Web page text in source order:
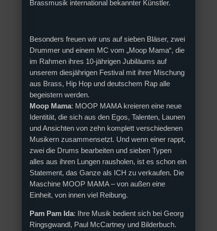
Brassmusik international bekannter Künstler.
Besonders freuen wir uns auf sieben Bläser, zwei
Drummer und einem MC vom „Moop Mama“, die
im Rahmen ihres 10-jährigen Jubiläums auf
unserem diesjährigen Festival mit ihrer Mischung
aus Brass, Hip Hop und deutschem Rap alle
begeistern werden.
Moop Mama: MOOP MAMA kreieren eine neue
Identität, die sich aus den Egos, Talenten, Launen
und Ansichten von zehn komplett verschiedenen
Musikern zusammensetzt. Und wenn einer rappt,
zwei die Drums bearbeiten und sieben Typen
alles aus ihren Lungen rausholen, ist es schon ein
Statement, das Ganze als ICH zu verkaufen. Die
Maschine MOOP MAMA – von außen eine
Einheit, von innen viel Reibung.
Pam Pam Ida: Ihre Musik bedient sich bei Georg
Ringsgwandl, Paul McCartney und Bilderbuch.